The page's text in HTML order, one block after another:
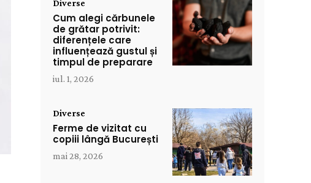
Diverse
Cum alegi cărbunele
de grătar potrivit:
diferențele care
influențează gustul și
timpul de preparare
iul. 1, 2026
Diverse
Ferme de vizitat cu
copiii lângă București
mai 28, 2026